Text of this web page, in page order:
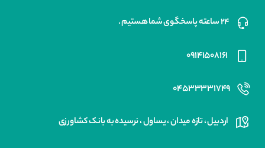
۲۴ ساعته پاسخگوی شما هستیم .
۰۹۱۴۱۵۰۸۱۶۱
۰۴۵۳۳۳۳۱۷۴۹
اردبیل ، تازه میدان ، یساول ، نرسیده به بانک کشاورزی